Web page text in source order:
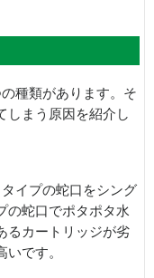
種類があります。そ
しまう原因を紹介し
イプの蛇口をシング
の蛇口でポタポタ水
るカートリッジが劣
です。